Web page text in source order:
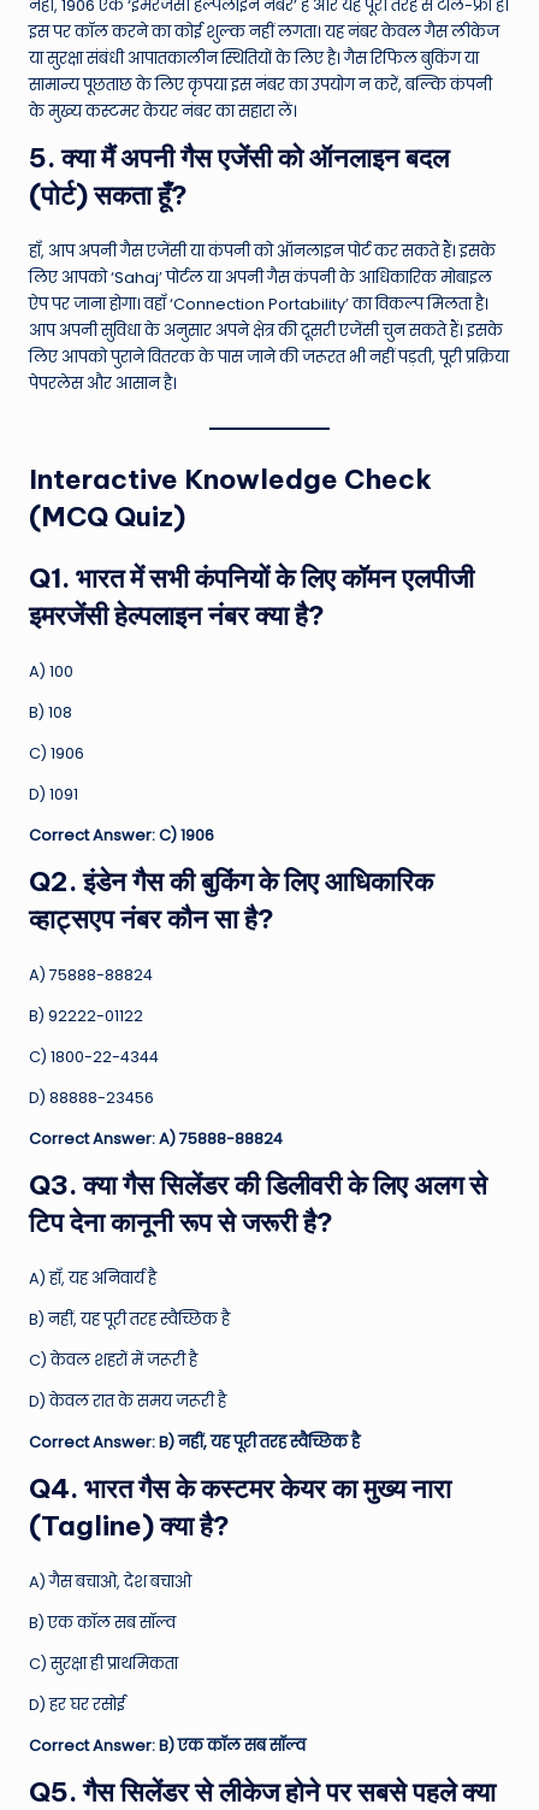
नहीं, 1906 एक ‘इमरजेंसी हेल्पलाइन नंबर’ है और यह पूरी तरह से टोल-फ्री है।
इस पर कॉल करने का कोई शुल्क नहीं लगता। यह नंबर केवल गैस लीकेज
या सुरक्षा संबंधी आपातकालीन स्थितियों के लिए है। गैस रिफिल बुकिंग या
सामान्य पूछताछ के लिए कृपया इस नंबर का उपयोग न करें, बल्कि कंपनी
के मुख्य कस्टमर केयर नंबर का सहारा लें।
5. क्या मैं अपनी गैस एजेंसी को ऑनलाइन बदल
(पोर्ट) सकता हूँ?
हाँ, आप अपनी गैस एजेंसी या कंपनी को ऑनलाइन पोर्ट कर सकते हैं। इसके
लिए आपको ‘Sahaj’ पोर्टल या अपनी गैस कंपनी के आधिकारिक मोबाइल
ऐप पर जाना होगा। वहाँ ‘Connection Portability’ का विकल्प मिलता है।
आप अपनी सुविधा के अनुसार अपने क्षेत्र की दूसरी एजेंसी चुन सकते हैं। इसके
लिए आपको पुराने वितरक के पास जाने की जरूरत भी नहीं पड़ती, पूरी प्रक्रिया
पेपरलेस और आसान है।
Interactive Knowledge Check
(MCQ Quiz)
Q1. भारत में सभी कंपनियों के लिए कॉमन एलपीजी
इमरजेंसी हेल्पलाइन नंबर क्या है?
A) 100
B) 108
C) 1906
D) 1091
Correct Answer: C) 1906
Q2. इंडेन गैस की बुकिंग के लिए आधिकारिक
व्हाट्सएप नंबर कौन सा है?
A) 75888-88824
B) 92222-01122
C) 1800-22-4344
D) 88888-23456
Correct Answer: A) 75888-88824
Q3. क्या गैस सिलेंडर की डिलीवरी के लिए अलग से
टिप देना कानूनी रूप से जरूरी है?
A) हाँ, यह अनिवार्य है
B) नहीं, यह पूरी तरह स्वैच्छिक है
C) केवल शहरों में जरूरी है
D) केवल रात के समय जरूरी है
Correct Answer: B) नहीं, यह पूरी तरह स्वैच्छिक है
Q4. भारत गैस के कस्टमर केयर का मुख्य नारा
(Tagline) क्या है?
A) गैस बचाओ, देश बचाओ
B) एक कॉल सब सॉल्व
C) सुरक्षा ही प्राथमिकता
D) हर घर रसोई
Correct Answer: B) एक कॉल सब सॉल्व
Q5. गैस सिलेंडर से लीकेज होने पर सबसे पहले क्या